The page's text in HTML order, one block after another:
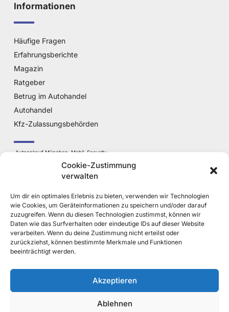
Cookie-Zustimmung
verwalten
Um dir ein optimales Erlebnis zu bieten, verwenden wir Technologien
wie Cookies, um Geräteinformationen zu speichern und/oder darauf
zuzugreifen. Wenn du diesen Technologien zustimmst, können wir
Daten wie das Surfverhalten oder eindeutige IDs auf dieser Website
verarbeiten. Wenn du deine Zustimmung nicht erteilst oder
zurückziehst, können bestimmte Merkmale und Funktionen
beeinträchtigt werden.
Akzeptieren
Ablehnen
Informationen
Häufige Fragen
Erfahrungsberichte
Magazin
Ratgeber
Betrug im Autohandel
Autohandel
Kfz-Zulassungsbehörden
Autoankauf München Mobil Security
Jetzt Auto Verkaufen
PKW Bestand in MUC
Strassenverkehrsamt
Fahrzeugzulassung
Kontakt